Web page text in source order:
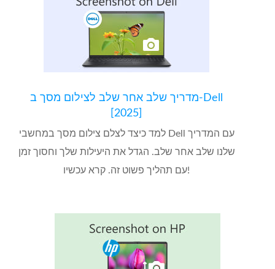
מדריך שלב אחר שלב לצילום מסך ב-Dell
[2025]
למד כיצד לצלם צילום מסך במחשבי Dell עם המדריך
שלנו שלב אחר שלב. הגדל את היעילות שלך וחסוך זמן
עם תהליך פשוט זה. קרא עכשיו!